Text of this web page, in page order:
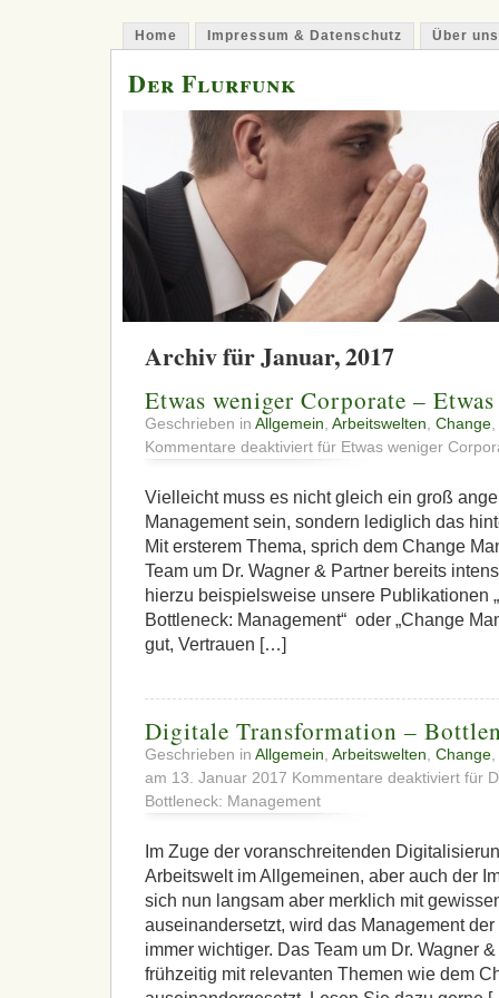
Home Impressum & Datenschutz Über uns
Der Flurfunk
Archiv für Januar, 2017
Etwas weniger Corporate –
Geschrieben in Allgemein Arbeitswelten Change
Kommentare deaktiviert für Etwas weniger
Vielleicht muss es nicht gleich ein groß
Management sein, sondern lediglich das
Mit ersterem Thema, sprich dem Change
Team um Dr. Wagner & Partner bereits
hierzu beispielsweise unsere Publikationen
Bottleneck: Management“ oder „Change
gut, Vertrauen […]
Digitale Transformation –
Geschrieben in Allgemein Arbeitswelten Change
am 13. Januar 2017 Kommentare deaktiviert für
Bottleneck: Management
Im Zuge der voranschreitenden
Arbeitswelt im Allgemeinen, aber auch der
sich nun langsam aber merklich mit
auseinandersetzt, wird das Management
immer wichtiger. Das Team um Dr. Wagner
frühzeitig mit relevanten Themen wie dem